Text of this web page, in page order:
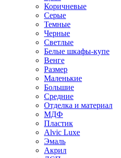
Коричневые
Серые
Темные
Черные
Светлые
Белые шкафы-купе
Венге
Размер
Маленькие
Большие
Средние
Отделка и материал
МДФ
Пластик
Alvic Luxe
Эмаль
Акрил